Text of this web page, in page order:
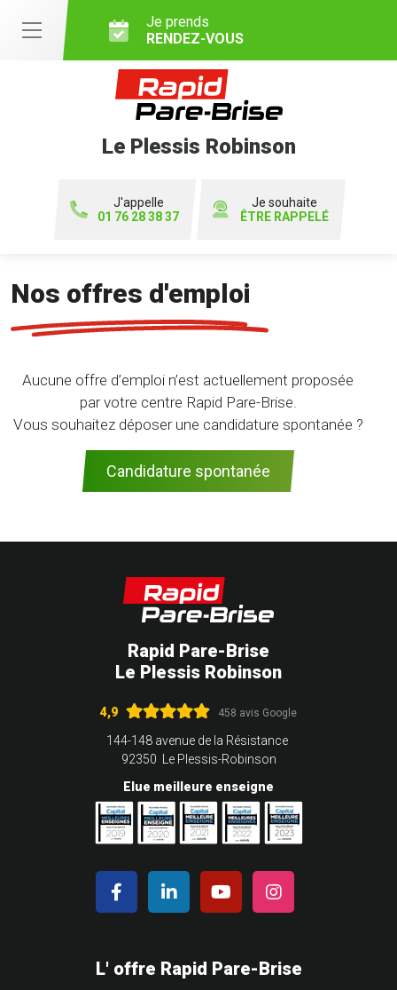
Je prends
RENDEZ-VOUS
Le Plessis Robinson
J'appelle
01 76 28 38 37
Je souhaite
ÊTRE RAPPELÉ
Nos offres d'emploi
Aucune offre d’emploi n’est actuellement proposée
par votre centre Rapid Pare-Brise.
Vous souhaitez déposer une candidature spontanée ?
Candidature spontanée
Rapid Pare-Brise
Le Plessis Robinson
4,9 458 avis Google
144-148 avenue de la Résistance
92350 Le Plessis-Robinson
Elue meilleure enseigne
L' offre Rapid Pare-Brise